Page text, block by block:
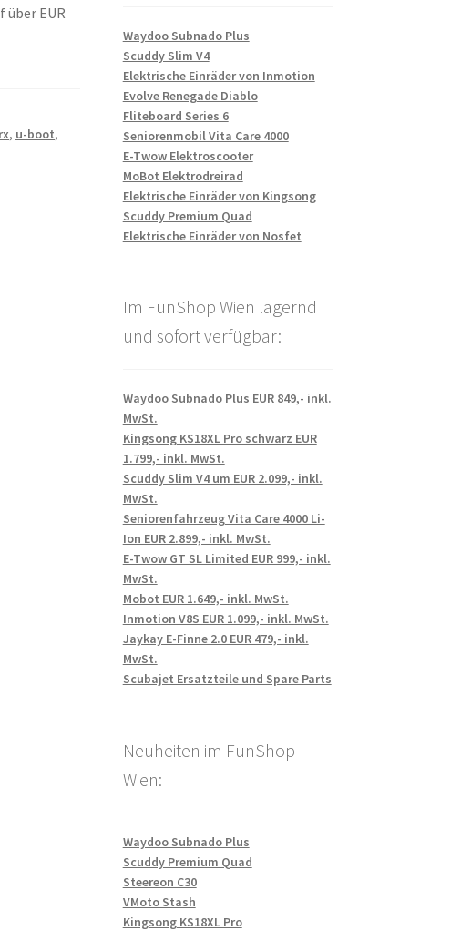
über EUR
, u-boot,
Waydoo Subnado Plus
Scuddy Slim V4
Elektrische Einräder von Inmotion
Evolve Renegade Diablo
Fliteboard Series 6
Seniorenmobil Vita Care 4000
E-Twow Elektroscooter
MoBot Elektrodreirad
Elektrische Einräder von Kingsong
Scuddy Premium Quad
Elektrische Einräder von Nosfet
Im FunShop Wien lagernd
und sofort verfügbar:
Waydoo Subnado Plus EUR 849,- inkl.
MwSt.
Kingsong KS18XL Pro schwarz EUR
1.799,- inkl. MwSt.
Scuddy Slim V4 um EUR 2.099,- inkl.
MwSt.
Seniorenfahrzeug Vita Care 4000 Li-
Ion EUR 2.899,- inkl. MwSt.
E-Twow GT SL Limited EUR 999,- inkl.
MwSt.
Mobot EUR 1.649,- inkl. MwSt.
Inmotion V8S EUR 1.099,- inkl. MwSt.
Jaykay E-Finne 2.0 EUR 479,- inkl.
MwSt.
Scubajet Ersatzteile und Spare Parts
Neuheiten im FunShop
Wien:
Waydoo Subnado Plus
Scuddy Premium Quad
Steereon C30
VMoto Stash
Kingsong KS18XL Pro